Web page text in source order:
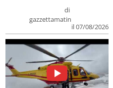
di
gazzettamatin
il 07/08/2026